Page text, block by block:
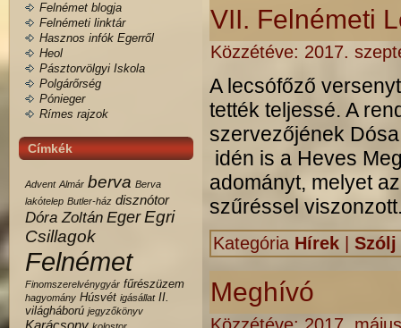
Felnémet blogja
Felnémeti linktár
Hasznos infók Egerről
Heol
Pásztorvölgyi Iskola
Polgárőrség
Pónieger
Rímes rajzok
Címkék
Advent Almár berva Berva
lakótelep Butler-ház disznótor
Dóra Zoltán Eger Egri
Csillagok
Felnémet
Finomszerelvénygyár fűrészüzem
hagyomány Húsvét igásállat II.
világháború jegyzőkönyv
Karácsony
VII. Felnémeti
Közzétéve: 2017.
A lecsófőző
tették teljessé. A
szervezőjének
idén is a Heves
adományt, melyet
szűréssel
Kategória Hírek Szólj
Meghívó